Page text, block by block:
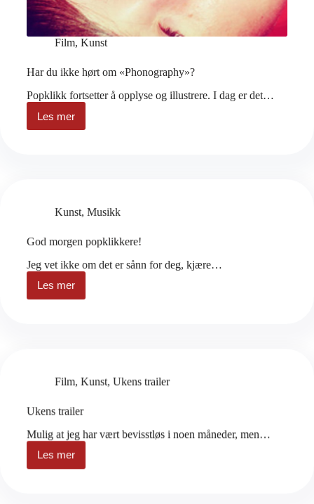
Film, Kunst
Har du ikke hørt om «Phonography»?
Popklikk fortsetter å opplyse og illustrere. I dag er det…
Les mer
Har
du
Kunst, Musikk
God morgen popklikkere!
Jeg vet ikke om det er sånn for deg, kjære…
Les mer
God
morgen
Film, Kunst, Ukens trailer
Ukens trailer
Mulig at jeg har vært bevisstløs i noen måneder, men…
Les mer
Ukens
trailer